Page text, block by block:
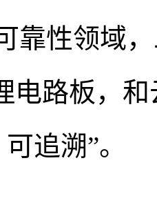
靠性领域
电路板，
追溯”。